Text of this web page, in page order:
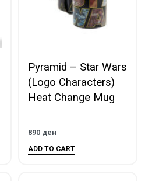
Pyramid – Star Wars
(Logo Characters)
Heat Change Mug
890 ден
ADD TO CART